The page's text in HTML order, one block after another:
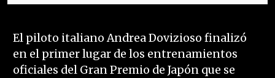
El piloto italiano Andrea Dovizioso finalizó
en el primer lugar de los entrenamientos
oficiales del Gran Premio de Japón que se